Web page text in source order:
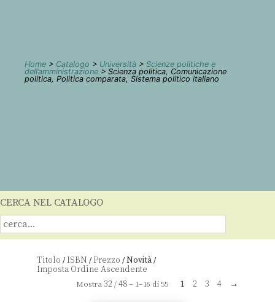
Home > Catalogo > Università > Scienze politiche e
dell’amministrazione > Scienza politica, Comunicazione
politica, Politica comparata, Sistema politico italiano
CERCA NEL CATALOGO
Titolo /ISBN /Prezzo /Novità/
Mostra32/48– 1–16 di 55 1 2 3 4 →